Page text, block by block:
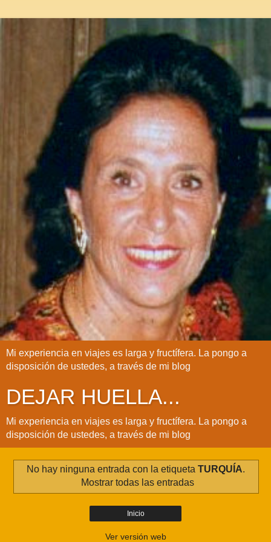
Mi experiencia en viajes es larga y fructífera. La pongo a
disposición de ustedes, a través de mi blog
DEJAR HUELLA...
Mi experiencia en viajes es larga y fructífera. La pongo a
disposición de ustedes, a través de mi blog
No hay ninguna entrada con la etiqueta TURQUÍA.
Mostrar todas las entradas
Inicio
Ver versión web